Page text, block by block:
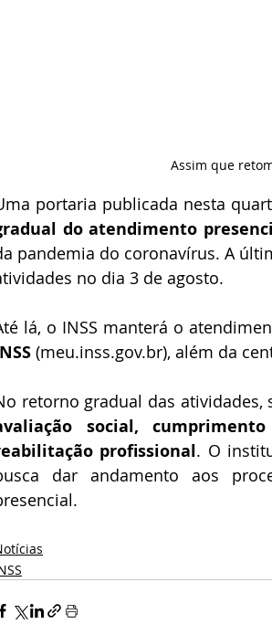
Assim que
portaria publicada nesta
do atendimento
pandemia do coronavírus. A
no dia 3 de agosto.
lá, o INSS manterá o
(meu.inss.gov.br), além da
retorno gradual das
social,
profissional. O
dar andamento aos